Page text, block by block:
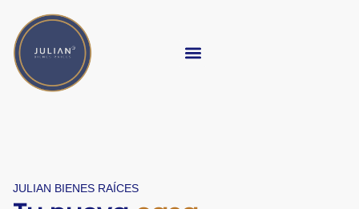
contenido
JULIAN BIENES RAÍCES